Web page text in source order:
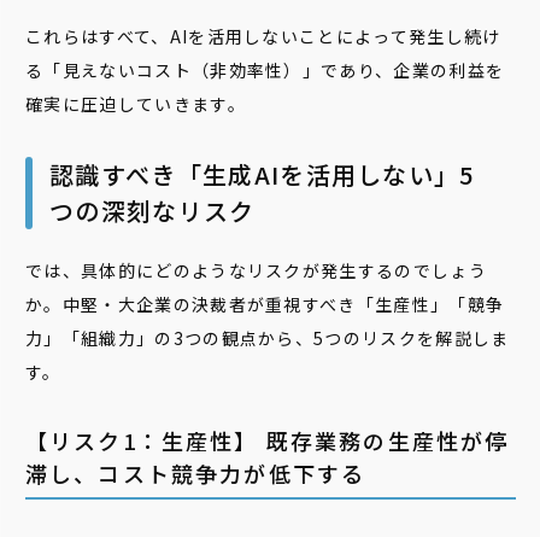
これらはすべて、AIを活用しないことによって発生し続け
る「見えないコスト（非効率性）」であり、企業の利益を
確実に圧迫していきます。
認識すべき「生成AIを活用しない」5
つの深刻なリスク
では、具体的にどのようなリスクが発生するのでしょう
か。中堅・大企業の決裁者が重視すべき「生産性」「競争
力」「組織力」の3つの観点から、5つのリスクを解説しま
す。
【リスク1：生産性】 既存業務の生産性が停
滞し、コスト競争力が低下する